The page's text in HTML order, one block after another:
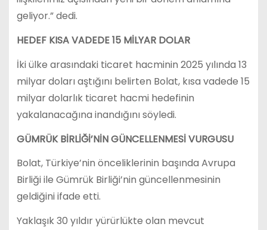
geliyor.” dedi.
HEDEF KISA VADEDE 15 MİLYAR DOLAR
İki ülke arasındaki ticaret hacminin 2025 yılında 13
milyar doları aştığını belirten Bolat, kısa vadede 15
milyar dolarlık ticaret hacmi hedefinin
yakalanacağına inandığını söyledi.
GÜMRÜK BİRLİĞİ’NİN GÜNCELLENMESİ VURGUSU
Bolat, Türkiye’nin önceliklerinin başında Avrupa
Birliği ile Gümrük Birliği’nin güncellenmesinin
geldiğini ifade etti.
Yaklaşık 30 yıldır yürürlükte olan mevcut